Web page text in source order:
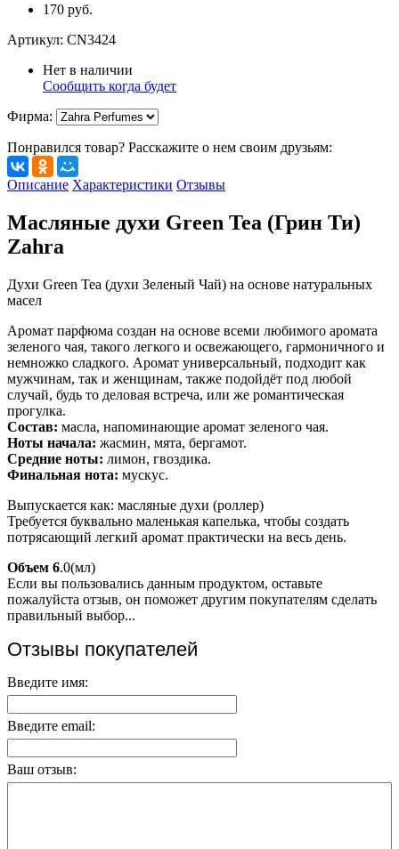
170 руб.
Артикул: CN3424
Нет в наличии
Сообщить когда будет
Фирма:
Понравился товар? Расскажите о нем своим друзьям:
Описание Характеристики Отзывы
Масляные духи Green Tea (Грин Ти)
Zahra
Духи Green Tea (духи Зеленый Чай) на основе натуральных
масел
Аромат парфюма создан на основе всеми любимого аромата
зеленого чая, такого легкого и освежающего, гармоничного и
немножко сладкого. Аромат универсальный, подходит как
мужчинам, так и женщинам, также подойдёт под любой
случай, будь то деловая встреча, или же романтическая
прогулка.
Состав: масла, напоминающие аромат зеленого чая.
Ноты начала: жасмин, мята, бергамот.
Средние ноты: лимон, гвоздика.
Финальная нота: мускус.
Выпускается как: масляные духи (роллер)
Требуется буквально маленькая капелька, чтобы создать
потрясающий легкий аромат практически на весь день.
Объем 6.0(мл)
Если вы пользовались данным продуктом, оставьте
пожалуйста отзыв, он поможет другим покупателям сделать
правильный выбор...
Отзывы покупателей
Введите имя:
Введите email:
Ваш отзыв: